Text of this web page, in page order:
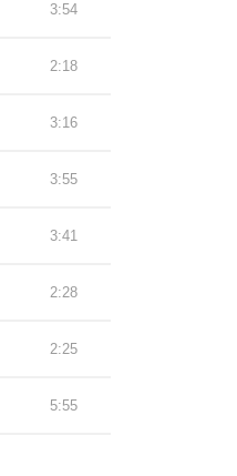
3:54
2:18
3:16
3:55
3:41
2:28
2:25
5:55